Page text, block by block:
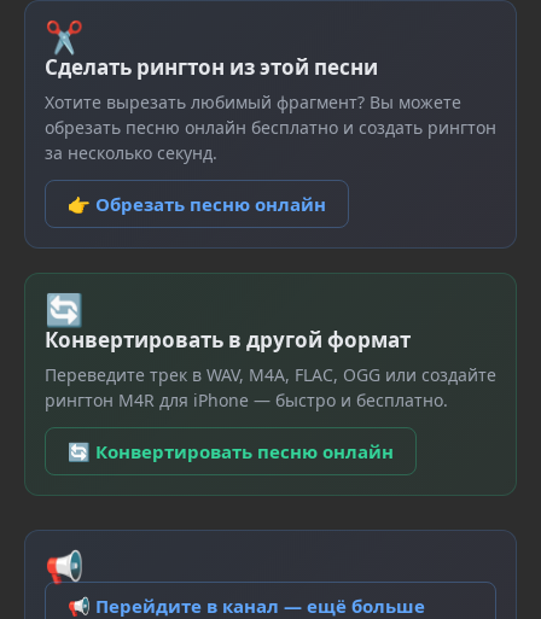
✂
Сделать рингтон из этой песни
Хотите вырезать любимый фрагмент? Вы можете
обрезать песню онлайн бесплатно и создать рингтон
за несколько секунд.
👉 Обрезать песню онлайн
🔄
Конвертировать в другой формат
Переведите трек в WAV, M4A, FLAC, OGG или создайте
рингтон M4R для iPhone — быстро и бесплатно.
🔄 Конвертировать песню онлайн
📢
📢 Перейдите в канал — ещё больше